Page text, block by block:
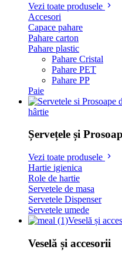
Vezi toate produsele
Accesori
Capace pahare
Pahare carton
Pahare plastic
Pahare Cristal
Pahare PET
Pahare PP
Paie
hârtie
Șervețele și
Vezi toate produsele
Hartie igienica
Role de hartie
Servetele de masa
Servetele Dispenser
Servetele umede
Veselă și
Veselă și accesorii